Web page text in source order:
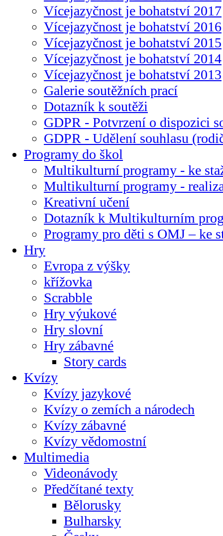
Vícejazyčnost je bohatství 2017
Vícejazyčnost je bohatství 2016
Vícejazyčnost je bohatství 2015
Vícejazyčnost je bohatství 2014
Vícejazyčnost je bohatství 2013
Galerie soutěžních prací
Dotazník k soutěži
GDPR - Potvrzení o dispozici
GDPR - Udělení souhlasu
Programy do škol
Multikulturní programy - ke
Multikulturní programy -
Kreativní učení
Dotazník k Multikulturním
Programy pro děti s OMJ – ke
Hry
Evropa z výšky
křížovka
Scrabble
Hry výukové
Hry slovní
Hry zábavné
Story cards
Kvízy
Kvízy jazykové
Kvízy o zemích a národech
Kvízy zábavné
Kvízy vědomostní
Multimedia
Videonávody
Předčítané texty
Bělorusky
Bulharsky